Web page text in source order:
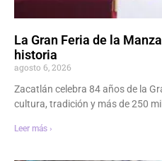
La Gran Feria de la
historia
agosto 6, 2026
Zacatlán celebra 84 años de la
cultura, tradición y más de 250
Leer más ›